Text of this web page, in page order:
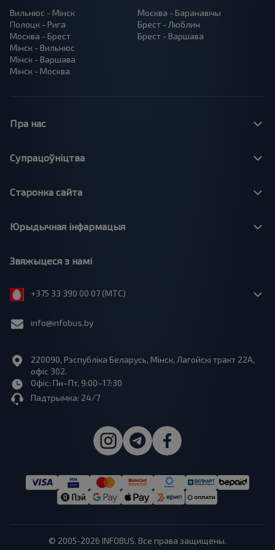
Вильнюс - Мінск
Полоцк - Рига
Москва - Брест
Мінск - Вильнюс
Мінск - Варшава
Мінск - Москва
Москва - Баранавiчы
Брест - Люблин
Брест - Варшава
Пра нас
Супрацоўніцтва
Старонка сайта
Юрыдычная інфармацыя
Звяжыцеся з намі
+375 33 390 00 07 (МТС)
info@infobus.by
220090, Рэспубліка Беларусь, Мінск, Лагойскі тракт 22A,
офіс 302.
Офіс: Пн–Пт, 9:00–17:30
Падтрымка: 24/7
© 2005-2026 INFOBUS. Все права защищены.